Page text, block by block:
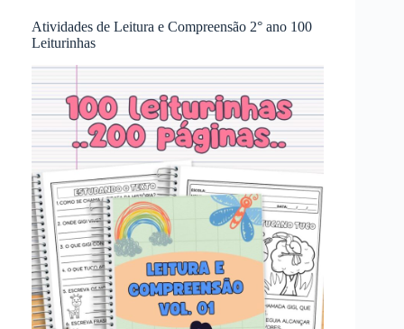
Atividades de Leitura e Compreensão 2° ano 100
Leiturinhas